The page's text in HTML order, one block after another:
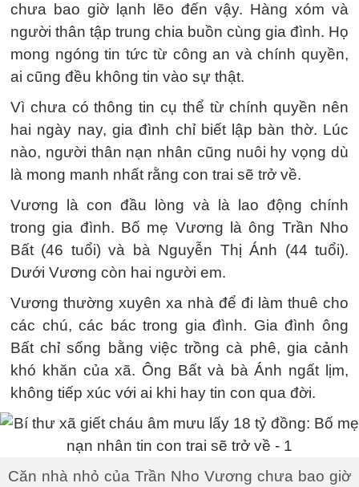
chưa bao giờ lạnh lẽo đến vậy. Hàng xóm và
người thân tập trung chia buồn cùng gia đình. Họ
mong ngóng tin tức từ công an và chính quyền,
ai cũng đều không tin vào sự thật.
Vì chưa có thông tin cụ thể từ chính quyền nên
hai ngày nay, gia đình chỉ biết lập bàn thờ. Lúc
nào, người thân nạn nhân cũng nuôi hy vọng dù
là mong manh nhất rằng con trai sẽ trở về.
Vương là con đầu lòng và là lao động chính
trong gia đình. Bố mẹ Vương là ông Trần Nho
Bất (46 tuổi) và bà Nguyễn Thị Ánh (44 tuổi).
Dưới Vương còn hai người em.
Vương thường xuyên xa nhà để đi làm thuê cho
các chú, các bác trong gia đình. Gia đình ông
Bất chỉ sống bằng việc trồng cà phê, gia cảnh
khó khăn của xã. Ông Bất và bà Ánh ngất lịm,
không tiếp xúc với ai khi hay tin con qua đời.
Căn nhà nhỏ của Trần Nho Vương chưa bao giờ